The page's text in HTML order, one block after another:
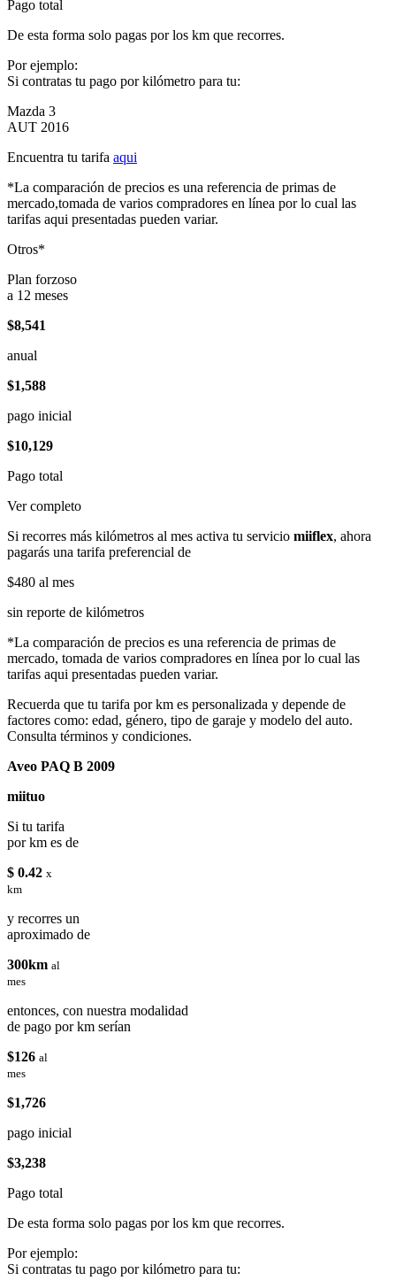
Pago total
De esta forma solo pagas por los km que recorres.
Por ejemplo:
Si contratas tu pago por kilómetro para tu:
Mazda 3
AUT 2016
Encuentra tu tarifa aqui
*La comparación de precios es una referencia de primas de
mercado,tomada de varios compradores en línea por lo cual las
tarifas aqui presentadas pueden variar.
Otros*
Plan forzoso
a 12 meses
$8,541
anual
$1,588
pago inicial
$10,129
Pago total
Ver completo
Si recorres más kilómetros al mes activa tu servicio miiflex, ahora
pagarás una tarifa preferencial de
$480 al mes
sin reporte de kilómetros
*La comparación de precios es una referencia de primas de
mercado, tomada de varios compradores en línea por lo cual las
tarifas aqui presentadas pueden variar.
Recuerda que tu tarifa por km es personalizada y depende de
factores como: edad, género, tipo de garaje y modelo del auto.
Consulta términos y condiciones.
Aveo PAQ B 2009
miituo
Si tu tarifa
por km es de
$ 0.42 x
km
y recorres un
aproximado de
300km al
mes
entonces, con nuestra modalidad
de pago por km serían
$126 al
mes
$1,726
pago inicial
$3,238
Pago total
De esta forma solo pagas por los km que recorres.
Por ejemplo:
Si contratas tu pago por kilómetro para tu: